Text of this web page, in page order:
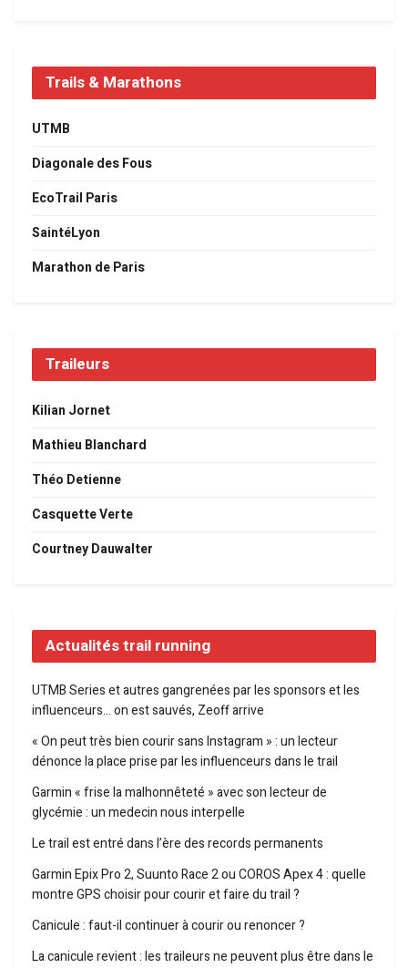
Trails & Marathons
UTMB
Diagonale des Fous
EcoTrail Paris
SaintéLyon
Marathon de Paris
Traileurs
Kilian Jornet
Mathieu Blanchard
Théo Detienne
Casquette Verte
Courtney Dauwalter
Actualités trail running
UTMB Series et autres gangrenées par les sponsors et les
influenceurs… on est sauvés, Zeoff arrive
« On peut très bien courir sans Instagram » : un lecteur
dénonce la place prise par les influenceurs dans le trail
Garmin « frise la malhonnêteté » avec son lecteur de
glycémie : un medecin nous interpelle
Le trail est entré dans l’ère des records permanents
Garmin Epix Pro 2, Suunto Race 2 ou COROS Apex 4 : quelle
montre GPS choisir pour courir et faire du trail ?
Canicule : faut-il continuer à courir ou renoncer ?
La canicule revient : les traileurs ne peuvent plus être dans le